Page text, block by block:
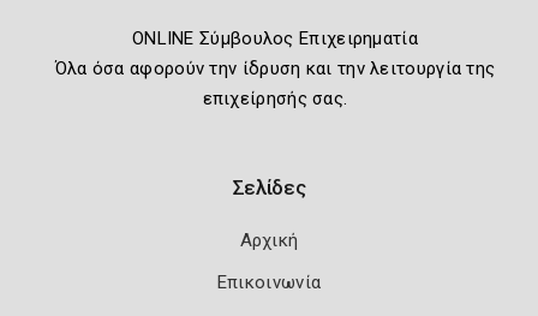
ONLINE Σύμβουλος Επιχειρηματία
Όλα όσα αφορούν την ίδρυση και την λειτουργία της
επιχείρησής σας.
Σελίδες
Αρχική
Επικοινωνία